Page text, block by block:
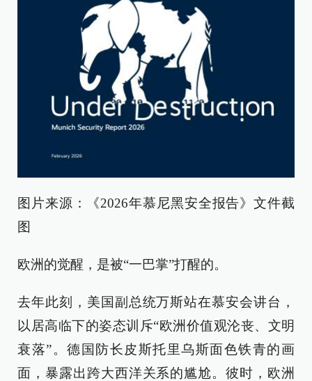
图片来源：《2026年慕尼黑安全报告》文件截
图
欧洲的觉醒，是被“一巴掌”打醒的。
去年此刻，美国副总统万斯站在慕安会讲台，
以居高临下的姿态训斥“欧洲价值观沦丧、文明
衰落”。德国防长皮斯托里乌斯面色铁青的画
面，暴露出跨大西洋关系的尴尬。彼时，欧洲